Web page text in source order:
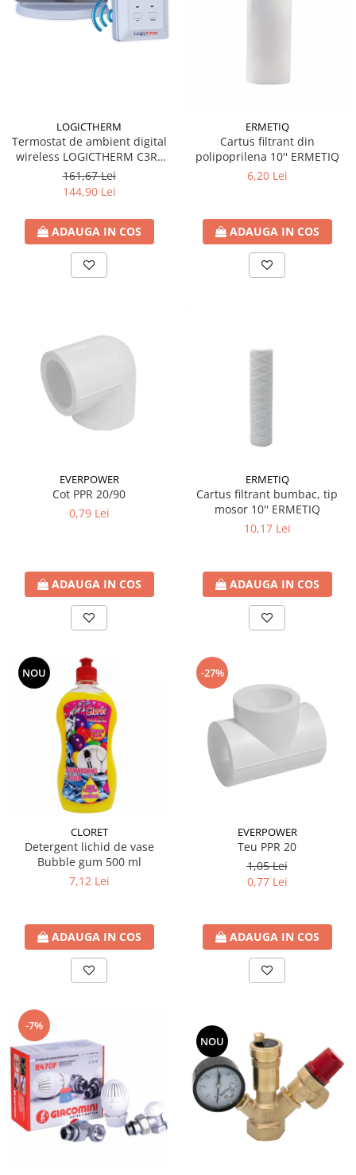
Radiatoare/Calorifere din otel
Radiatoare/Calorifere Brise
Heizkorper
Radiatoare de baie Portprosop
Radiatoare de Baie din otel - Drept
RADIATOARE DE BAIE DIN OTEL
PURMO
Radiatoare din aluminiu
Radiatoare CONDOR
Accesorii radiatoare
Calorifere decorative
Boilere si Puffere
Boilere termoelectrice
Accesorii Boilere Tesy
Puffer 1 serpentina
Puffer 2 serpentine
Puffer cu serpentina pentru A.C.M.
Puffer pentru pompe de caldura
Aer conditionat
Dezumidificatoare
Aparate de Aer conditionat 9000
Aparate de Aer conditionat 12000
Aparate de Aer conditionat 18000
Aparate de Aer conditionat 24000
btu
Aparate de Aer conditionat 27000
Panouri solare presurizate si
nepresurizate
Accesorii Panouri solare
instalaţiile termice solare
Vase de expansiune
Incazire in Pardoseala
Incalzire clasica in pardoseala
Teava incalzire pardoseala
PLACA NUTURI/TACKER
Grupuri de pompare si amestec
LOGICTHERM
Termostat de ambient digital
wireless LOGICTHERM C3RF
pentru controlul temperaturii
ambientale
161,67 Lei
144,90 Lei
ADAUGA IN COS
ERMETIQ
Cartus filtrant din
polipoprilena 10'' ERMETIQ
6,20 Lei
ADAUGA IN COS
EVERPOWER
Cot PPR 20/90
0,79 Lei
ADAUGA IN COS
ERMETIQ
Cartus filtrant bumbac, tip
mosor 10'' ERMETIQ
10,17 Lei
ADAUGA IN COS
NOU
CLORET
Detergent lichid de vase
Bubble gum 500 ml
7,12 Lei
ADAUGA IN COS
-27%
EVERPOWER
Teu PPR 20
1,05 Lei
0,77 Lei
ADAUGA IN COS
-7%
NOU